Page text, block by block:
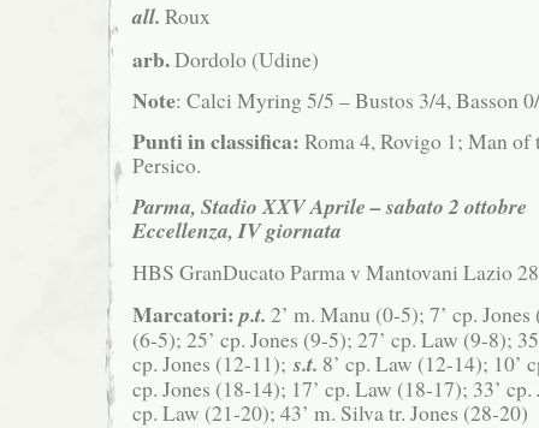
all. Roux
arb.Dordolo (Udine)
Note: Calci Myring 5/5 – Bustos 3/4, Basson
Punti in classifica: Roma 4, Rovigo 1; Man of
Persico.
Parma, Stadio XXV Aprile – sabato 2 ottobre
Eccellenza, IV giornata
HBS GranDucato Parma v Mantovani Lazio
Marcatori: p.t. 2’ m. Manu (0-5); 7’ cp.
(6-5); 25’ cp. Jones (9-5); 27’ cp. Law (9-8);
cp. Jones (12-11); s.t. 8’ cp. Law (12-14); 10’
cp. Jones (18-14); 17’ cp. Law (18-17); 33’
cp. Law (21-20); 43’ m. Silva tr. Jones (28-20)